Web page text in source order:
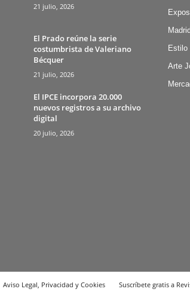
21 julio, 2026
El Prado reúne la serie
costumbrista de Valeriano
Bécquer
21 julio, 2026
El IPCE incorpora 20.000
nuevos registros a su archivo
digital
20 julio, 2026
Madrid
Estilo
Arte
Aviso Legal, Privacidad y Cookies Suscríbete gratis a